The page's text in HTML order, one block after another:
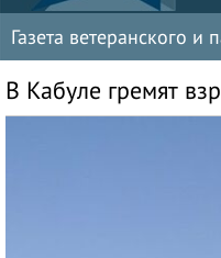
Газета ветеранского и
В Кабуле гремят